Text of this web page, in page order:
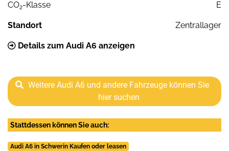
CO2-Klasse E
Standort Zentrallager
Details zum Audi A6 anzeigen
Weitere Audi A6 und andere Fahrzeuge können Sie
hier suchen
Stattdessen können Sie auch:
Audi A6 in Schwerin Kaufen oder leasen